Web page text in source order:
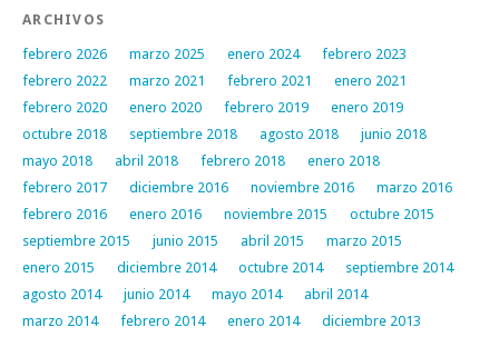
ARCHIVOS
febrero 2026 marzo 2025 enero 2024
febrero 2023
febrero 2022
marzo 2021 febrero 2021
enero 2021
febrero 2020
enero 2020 febrero 2019
enero 2019
octubre 2018
septiembre 2018 agosto 2018
junio 2018
mayo 2018
abril 2018 febrero 2018
enero 2018
febrero 2017
diciembre 2016 noviembre 2016
marzo 2016
febrero 2016
enero 2016 noviembre 2015
octubre 2015
septiembre 2015
junio 2015 abril 2015
marzo 2015
enero 2015
diciembre 2014 octubre 2014
septiembre 2014
agosto 2014
junio 2014 mayo 2014
abril 2014
marzo 2014
febrero 2014 enero 2014
diciembre 2013